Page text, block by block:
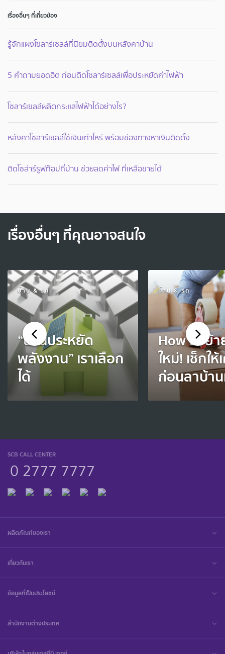
เรื่องอื่นๆ ที่เกี่ยวข้อง
รู้จักแผงโซลาร์เซลล์ที่นิยมติดตั้งบนหลังคาบ้าน
5 คำถามยอดฮิต ก่อนติดโซลาร์เซลล์เพื่อประหยัดค่าไฟฟ้า
โซลาร์เซลล์ผลิตกระแสไฟฟ้าได้อย่างไร?
หลังคาโซลาร์เซลล์ใช้เงินเท่าไหร่ พร้อมช่องทางหาเงินติดตั้ง
ติดโซล่าร์รูฟท็อปที่บ้าน ช่วยลดค่าไฟ ที่เหลือขายได้
เรื่องอื่นๆ ที่คุณอาจสนใจ
บ้าน & รถ
“บ้านประหยัด
พลังงาน” เราเลือก
ได้
บ้าน & รถ
How to ย้
ใหม่! เช็กใ
ก่อนลาบ้าน
SCB CALL CENTER
0 2777 7777
ผลิตภัณฑ์ของเรา
เกี่ยวกับเรา
ข้อมูลที่เป็นประโยชน์
สำนักงานต่างประเทศ